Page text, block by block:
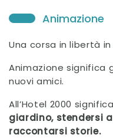
Animazione
Una corsa in libertà
Animazione significa
nuovi amici.
All’Hotel 2000
giardino, stendersi
raccontarsi storie.